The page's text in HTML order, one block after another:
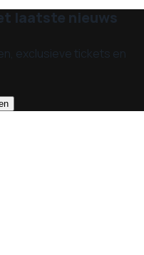
laatste nieuws
exclusieve tickets en